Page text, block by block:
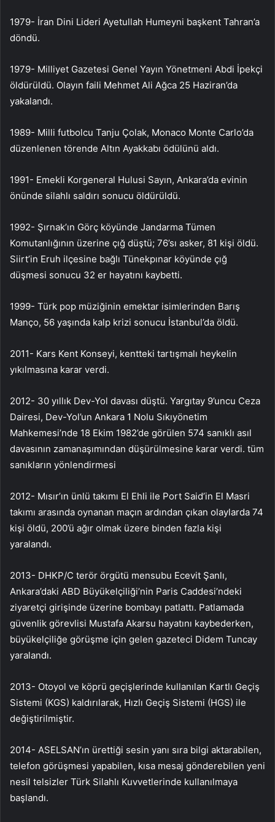
1979- İran Dini Lideri Ayetullah Humeyni başkent Tahran’a
döndü.
1979- Milliyet Gazetesi Genel Yayın Yönetmeni Abdi İpekçi
öldürüldü. Olayın faili Mehmet Ali Ağca 25 Haziran’da
yakalandı.
1989- Milli futbolcu Tanju Çolak, Monaco Monte Carlo’da
düzenlenen törende Altın Ayakkabı ödülünü aldı.
1991- Emekli Korgeneral Hulusi Sayın, Ankara’da evinin
önünde silahlı saldırı sonucu öldürüldü.
1992- Şırnak’ın Görç köyünde Jandarma Tümen
Komutanlığının üzerine çığ düştü; 76’sı asker, 81 kişi öldü.
Siirt’in Eruh ilçesine bağlı Tünekpınar köyünde çığ
düşmesi sonucu 32 er hayatını kaybetti.
1999- Türk pop müziğinin emektar isimlerinden Barış
Manço, 56 yaşında kalp krizi sonucu İstanbul’da öldü.
2011- Kars Kent Konseyi, kentteki tartışmalı heykelin
yıkılmasına karar verdi.
2012- 30 yıllık Dev-Yol davası düştü. Yargıtay 9’uncu Ceza
Dairesi, Dev-Yol’un Ankara 1 Nolu Sıkıyönetim
Mahkemesi’nde 18 Ekim 1982’de görülen 574 sanıklı asıl
davasının zamanaşımından düşürülmesine karar verdi. tüm
sanıkların yönlendirmesi
2012- Mısır’ın ünlü takımı El Ehli ile Port Said’in El Masri
takımı arasında oynanan maçın ardından çıkan olaylarda 74
kişi öldü, 200’ü ağır olmak üzere binden fazla kişi
yaralandı.
2013- DHKP/C terör örgütü mensubu Ecevit Şanlı,
Ankara’daki ABD Büyükelçiliği’nin Paris Caddesi’ndeki
ziyaretçi girişinde üzerine bombayı patlattı. Patlamada
güvenlik görevlisi Mustafa Akarsu hayatını kaybederken,
büyükelçiliğe görüşme için gelen gazeteci Didem Tuncay
yaralandı.
2013- Otoyol ve köprü geçişlerinde kullanılan Kartlı Geçiş
Sistemi (KGS) kaldırılarak, Hızlı Geçiş Sistemi (HGS) ile
değiştirilmiştir.
2014- ASELSAN’ın ürettiği sesin yanı sıra bilgi aktarabilen,
telefon görüşmesi yapabilen, kısa mesaj gönderebilen yeni
nesil telsizler Türk Silahlı Kuvvetlerinde kullanılmaya
başlandı.